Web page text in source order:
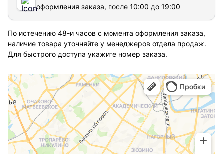
оформления заказа, после 10:00 до 19:00
По истечению 48-и часов с момента оформления заказа,
наличие товара уточняйте у менеджеров отдела продаж.
Для быстрого доступа укажите номер заказа.